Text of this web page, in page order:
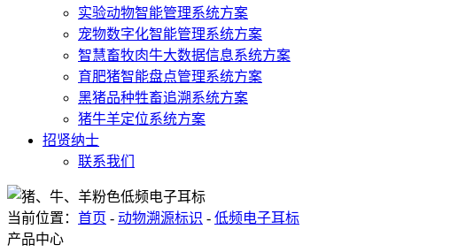
实验动物智能管理系统方案
宠物数字化智能管理系统方案
智慧畜牧肉牛大数据信息系统方案
育肥猪智能盘点管理系统方案
黑猪品种牲畜追溯系统方案
猪牛羊定位系统方案
招贤纳士
联系我们
当前位置： 首页 - 动物溯源标识 - 低频电子耳标
产品中心